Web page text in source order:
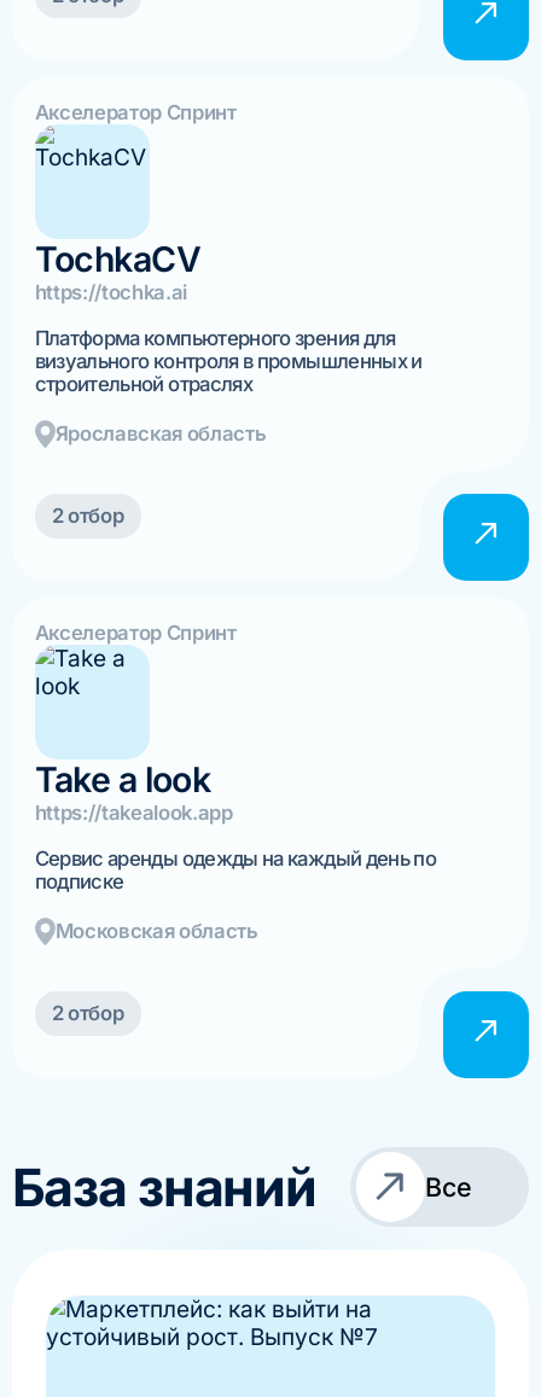
Акселератор Спринт
TochkaCV
https://tochka.ai
Платформа компьютерного зрения для
визуального контроля в промышленных и
строительной отраслях
Ярославская область
2 отбор
Акселератор Спринт
Take a look
https://takealook.app
Сервис аренды одежды на каждый день по
подписке
Московская область
2 отбор
База знаний Все